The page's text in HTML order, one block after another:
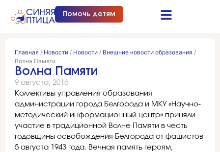
Помочь детям
Главная / Новости / Новости / Внешние новости образования /
Волна Памяти
Волна Памяти
9 августа, 2016
Коллективы управления образования
администрации города Белгорода и МКУ «Научно-
методический информационный центр» приняли
участие в традиционной Волне Памяти в честь
годовщины освобождения Белгорода от фашистов
5 августа 1943 года. Вечная память героям,